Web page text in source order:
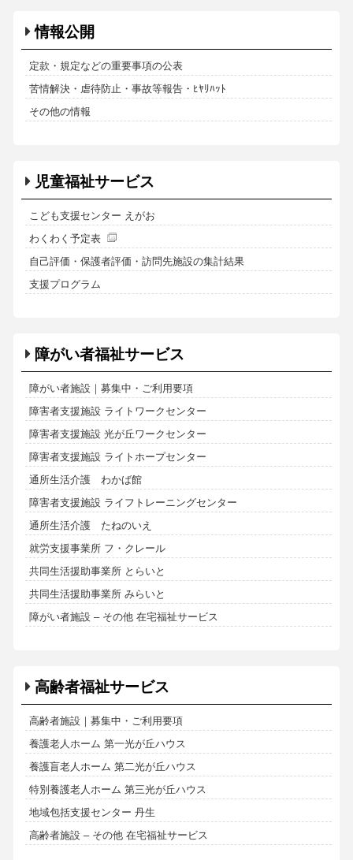
情報公開
定款・規定などの重要事項の公表
苦情解決・虐待防止・事故等報告・ﾋﾔﾘﾊｯﾄ
その他の情報
児童福祉サービス
こども支援センター えがお
わくわく予定表
自己評価・保護者評価・訪問先施設の集計結果
支援プログラム
障がい者福祉サービス
障がい者施設｜募集中・ご利用要項
障害者支援施設 ライトワークセンター
障害者支援施設 光が丘ワークセンター
障害者支援施設 ライトホープセンター
通所生活介護 わかば館
障害者支援施設 ライフトレーニングセンター
通所生活介護 たねのいえ
就労支援事業所 フ・クレール
共同生活援助事業所 とらいと
共同生活援助事業所 みらいと
障がい者施設 – その他 在宅福祉サービス
高齢者福祉サービス
高齢者施設｜募集中・ご利用要項
養護老人ホーム 第一光が丘ハウス
養護盲老人ホーム 第二光が丘ハウス
特別養護老人ホーム 第三光が丘ハウス
地域包括支援センター 丹生
高齢者施設 – その他 在宅福祉サービス